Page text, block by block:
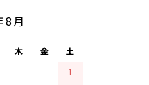
8月
木 金
土
1